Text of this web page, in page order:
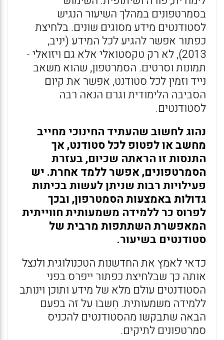
בסמרטפונים במהלך השיעור הנגיש
לסטודנטים מידע מסוגים שונים. בלחיצת
כפתור אפשר להגיע לכל המידע (יניב,
2013), לא רק טקסטואלי אלא גם ויזואלי -
תמונות וסרטים. הסמרטפון, שהוא משאב
נייד וזמין לכל סטודנט, אפשר את קיום
הסביבה הלימודית וגרם הנאה רבה
לסטודנטים.
נהוג לחשוב שהעתיד החינוכי מחייב
מחשב או לפטופ לכל סטודנט, אך
התנסות זו הראתה שכיום, בעזרת
הסמרטפונים, אפשר ללמד אחרת. יש
פעילויות רבות שניתן לעשות בכיתות
גדולות באמצעות הסמטרפון, ובכך
לפרוס כר ללמידה משמעותית חווייתית
המאפשרת השתתפות מרבית של
סטודנטים בשיעור.
כדאי לאמץ את החדשנות הטכנולוגית ולנצל
אותה כך שבלחיצת כפתור ייפרס בפני
הסטודנטים עולם מלא של מידע ותוכן וינותב
ללמידה משמעותית. חִשבו על זה בפעם
הבאה שתבקשו מהסטודנטים להכניס
סמרטפונים לתיקים.